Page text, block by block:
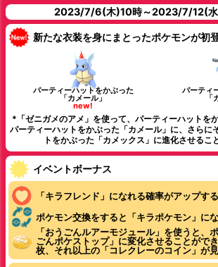
2023/7/6(木)10時～2023/7/12(
新たな衣装を身にまとったポケモンが初
パーティーハットをかぶった
「カメール」
new!
パーティ
「
*「ゼニガメのアメ」を使って、パーティーハットを
パーティーハットをかぶった「カメール」に、さらに
トをかぶった「カメックス」に進化させるこ
イベントボーナス
「キラフレンド」になれる確率がアップする
ポケモン交換をすると「キラポケモン」に
「おうごんルアーモジュール」を使うと、
ごんポケストップ」に変化させることがで
枚、それ以上の「コレクレーのコイン」が